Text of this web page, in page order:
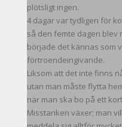
plötsligt ingen.
4 dagar var tydligen för
så den femte dagen blev
började det kännas som
förtroendeingivande.
Liksom att det inte finns
utan man måste flytta
när man ska bo på ett
Misstanken växer; man